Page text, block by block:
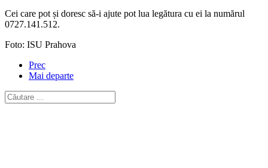
Cei care pot și doresc să-i ajute pot lua legătura cu ei la numărul
0727.141.512.
Foto: ISU Prahova
Prec
Mai departe